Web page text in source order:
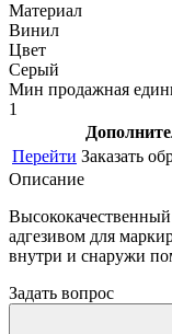
Материал
Винил
Цвет
Серый
Мин продажная
1
Перейти Заказать
Описание
адгезивом для
внутри и снаружи
Задать вопрос